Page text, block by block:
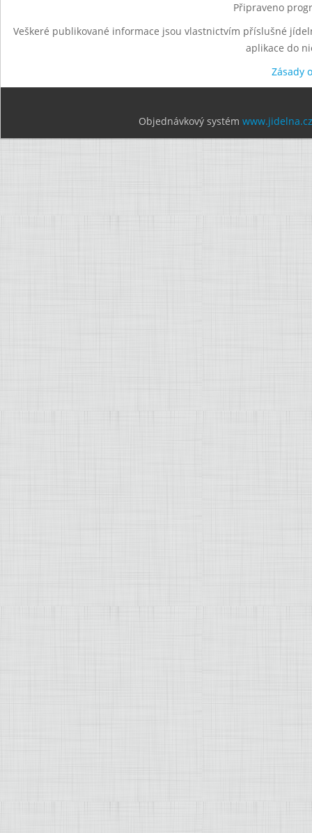
Připraveno
Veškeré publikované informace jsou vlastnictvím příslušné
aplikace do
Zásady
Objednávkový systém www.jidelna.cz